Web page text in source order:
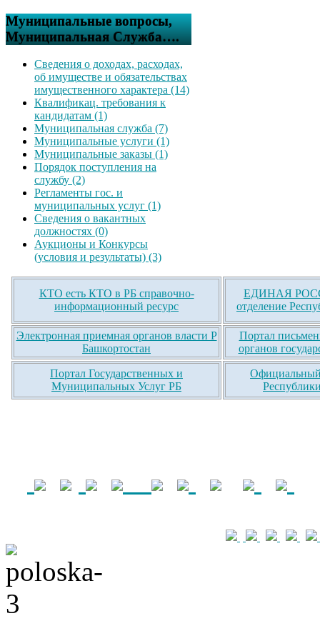
Муниципальные вопросы,
Муниципальная Служба….
Сведения о доходах, расходах,
об имуществе и обязательствах
имущественного характера (14)
Квалификац. требования к
кандидатам (1)
Муниципальная служба (7)
Муниципальные услуги (1)
Муниципальные заказы (1)
Порядок поступления на
службу (2)
Регламенты гос. и
муниципальных услуг (1)
Сведения о вакантных
должностях (0)
Аукционы и Конкурсы
(условия и результаты) (3)
КТО есть КТО в РБ справочно-
информационный ресурс
ЕДИНАЯ
отделение
Электронная приемная органов власти Р
Башкортостан
Портал
органов
Портал Государственных и
Муниципальных Услуг РБ
Официальный